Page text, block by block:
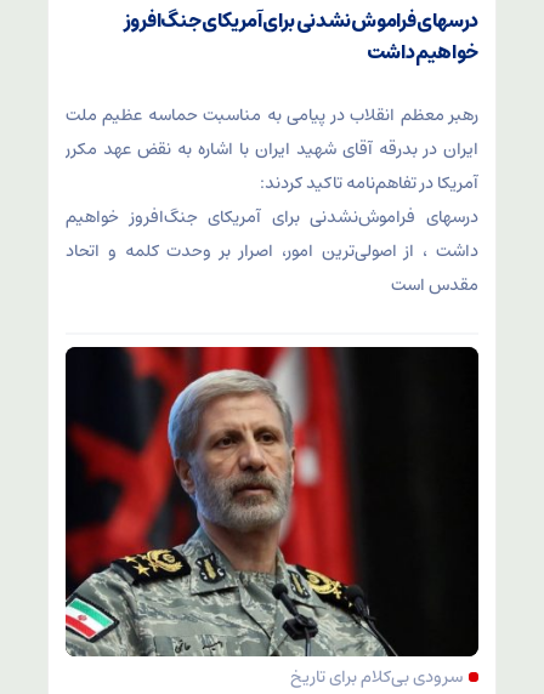
درسهای فراموش‌نشدنی برای آمریکای جنگ‌افروز
خواهیم داشت
رهبر معظم انقلاب در پیامی به مناسبت حماسه عظیم ملت
ایران در بدرقه آقای شهید ایران با اشاره به نقض عهد مکرر
آمریکا در تفاهم‌نامه تاکید کردند:
درسهای فراموش‌نشدنی برای آمریکای جنگ‌افروز خواهیم
داشت ، از اصولی‌ترین امور، اصرار بر وحدت کلمه و اتحاد
مقدس است
سرودی بی‌کلام برای تاریخ